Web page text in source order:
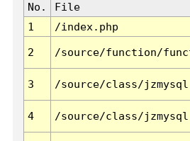
No. File
1
/index.php
2 /source/function/
3 /source/class/
4 /source/class/